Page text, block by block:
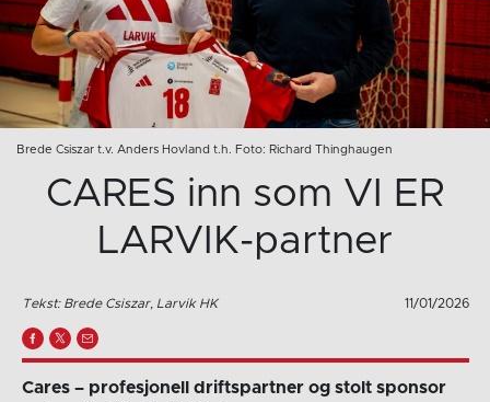
Brede Csiszar t.v. Anders Hovland t.h. Foto: Richard Thinghaugen
CARES inn som VI ER
LARVIK-partner
Tekst: Brede Csiszar, Larvik HK 11/01/2026
Cares – profesjonell driftspartner og stolt sponsor